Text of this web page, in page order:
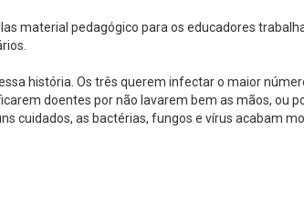
material pedagógico para os educadores
história. Os três querem infectar o maior
doentes por não lavarem bem as mãos, ou
cuidados, as bactérias, fungos e vírus acabam